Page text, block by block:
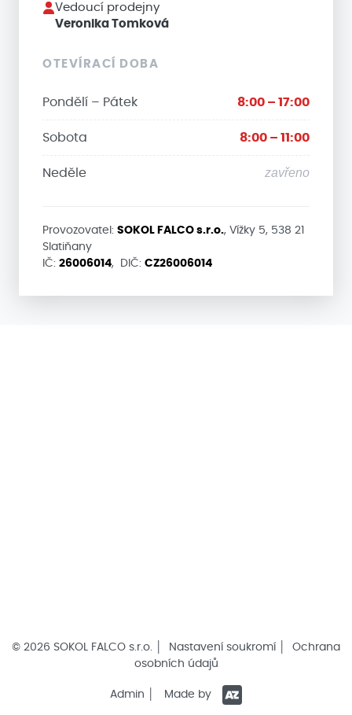
Vedoucí prodejny
Veronika Tomková
OTEVÍRACÍ DOBA
Pondělí – Pátek 8:00 – 17:00
Sobota 8:00 – 11:00
Neděle zavřeno
Provozovatel: SOKOL FALCO s.r.o., Vížky 5, 538 21
Slatiňany
IČ: 26006014, DIČ: CZ26006014
© 2026 SOKOL FALCO s.r.o. │ Nastavení soukromí
Ochrana
osobních údajů
Admin Made by